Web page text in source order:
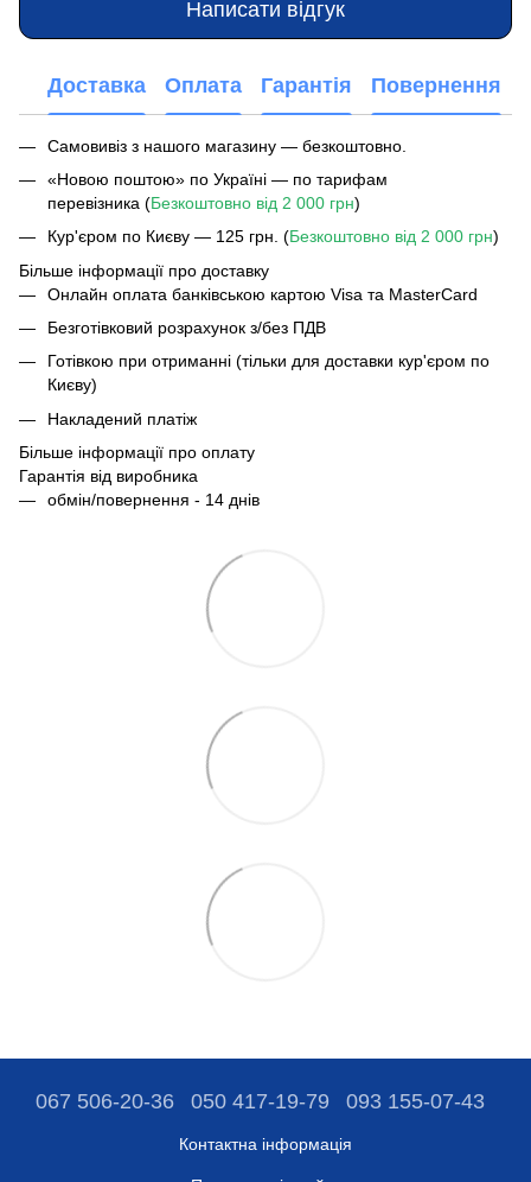
Написати відгук
Доставка Оплата Гарантія Повернення
Самовивіз з нашого магазину — безкоштовно.
«Новою поштою» по Україні — по тарифам
перевізника (Безкоштовно від 2 000 грн)
Кур'єром по Києву — 125 грн. (Безкоштовно від 2 000 грн)
Більше інформації про доставку
Онлайн оплата банківською картою Visa та MasterCard
Безготівковий розрахунок з/без ПДВ
Готівкою при отриманні (тільки для доставки кур'єром по
Києву)
Накладений платіж
Більше інформації про оплату
Гарантія від виробника
обмін/повернення - 14 днів
067 506-20-36 050 417-19-79 093 155-07-43
Контактна інформація